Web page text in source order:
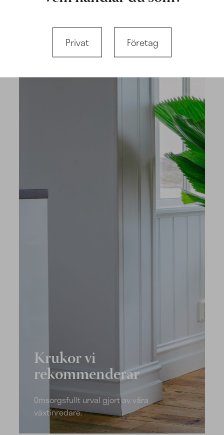
Krukor vi
rekommenderar
Omsorgsfullt urval gjort av våra
växtinredare.
Privat Företag